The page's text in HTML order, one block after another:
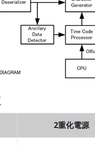
2重化電源